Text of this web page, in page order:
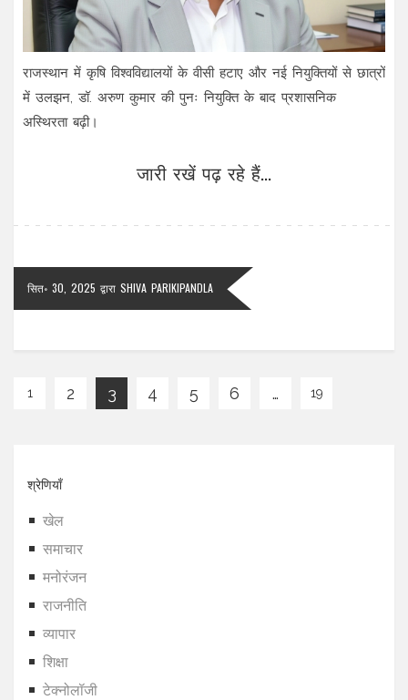
राजस्थान में कृषि विश्वविद्यालयों के वीसी हटाए और नई नियुक्तियों से छात्रों
में उलझन, डॉ. अरुण कुमार की पुनः नियुक्ति के बाद प्रशासनिक
अस्थिरता बढ़ी।
जारी रखें पढ़ रहे हैं...
सित॰ 30, 2025 द्वारा SHIVA PARIKIPANDLA
1 2 3 4 5 6 … 19
श्रेणियाँ
खेल
समाचार
मनोरंजन
राजनीति
व्यापार
शिक्षा
टेक्नोलॉजी